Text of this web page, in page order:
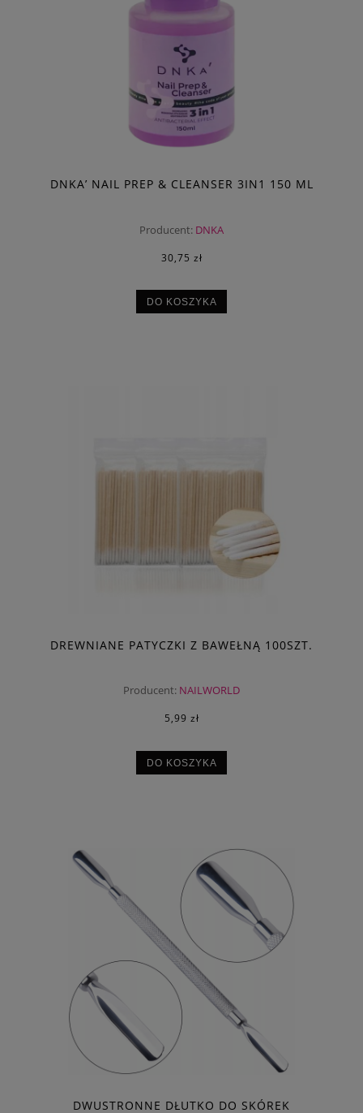
DNKA’ NAIL PREP & CLEANSER 3IN1 150 ML
Producent: DNKA
30,75 zł
DO KOSZYKA
DREWNIANE PATYCZKI Z BAWEŁNĄ 100SZT.
Producent: NAILWORLD
5,99 zł
DO KOSZYKA
DWUSTRONNE DŁUTKO DO SKÓREK